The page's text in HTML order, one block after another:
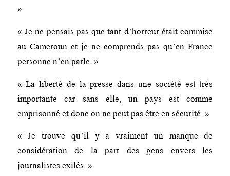
»
« Je ne pensais pas que tant d’horreur était commise
au Cameroun et je ne comprends pas qu’en France
personne n’en parle. »
« La liberté de la presse dans une société est très
importante car sans elle, un pays est comme
emprisonné et donc on ne peut pas être en sécurité. »
« Je trouve qu’il y a vraiment un manque de
considération de la part des gens envers les
journalistes exilés. »